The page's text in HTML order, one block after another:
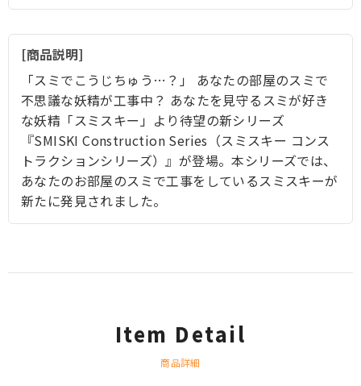
商品説明
「スミでこうじちゅう…？」 あなたの部屋のスミで
不思議な妖精が工事中？ あなたを見守るスミが好き
な妖精「スミスキー」より待望の新シリーズ
『SMISKI Construction Series（スミスキー コンス
トラクションシリーズ）』が登場。本シリーズでは、
あなたのお部屋のスミで工事をしているスミスキーが
新たに発見されました。
Item Detail
商品詳細